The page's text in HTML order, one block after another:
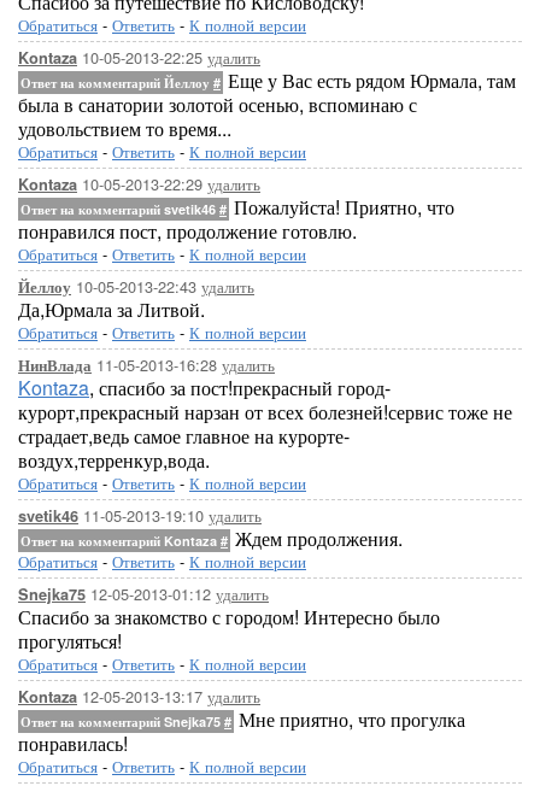
Обратиться - Ответить - К полной версии
Kontaza 10-05-2013-22:25 удалить
Ответ на комментарий Йеллоу # Еще у Вас есть рядом Юрмала, там
была в санатории золотой осенью, вспоминаю с
удовольствием то время...
Обратиться - Ответить - К полной версии
Kontaza 10-05-2013-22:29 удалить
Ответ на комментарий svetik46 # Пожалуйста! Приятно, что
понравился пост, продолжение готовлю.
Обратиться - Ответить - К полной версии
Йеллоу 10-05-2013-22:43 удалить
Да,Юрмала за Литвой.
Обратиться - Ответить - К полной версии
НинВлада 11-05-2013-16:28 удалить
Kontaza, спасибо за пост!прекрасный город-
курорт,прекрасный нарзан от всех болезней!сервис тоже не
страдает,ведь самое главное на курорте-
воздух,терренкур,вода.
Обратиться - Ответить - К полной версии
svetik46 11-05-2013-19:10 удалить
Ответ на комментарий Kontaza # Ждем продолжения.
Обратиться - Ответить - К полной версии
Snejka75 12-05-2013-01:12 удалить
Спасибо за знакомство с городом! Интересно было
прогуляться!
Обратиться - Ответить - К полной версии
Kontaza 12-05-2013-13:17 удалить
Ответ на комментарий Snejka75 # Мне приятно, что прогулка
понравилась!
Обратиться - Ответить - К полной версии